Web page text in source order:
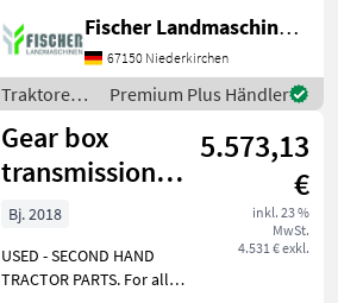
Zapfwellendrehzahl:
540/540E/1000,
Klimaanlage,
Höchstgeschwindigkeit in
km/h: 40 km/h
Geschwindigkeit:
Fischer Landmaschinen GmbH
67150 Niederkirchen
Traktoren /
John Deere
Premium Plus Händler
Gear box
transmission
rear axle John
5.573,13
€
inkl. 23 %
MwSt.
4.531 € exkl.
Bj. 2018
USED - SECOND HAND
TRACTOR PARTS. For all